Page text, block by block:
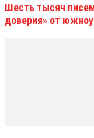
Шесть тысяч
доверия» от